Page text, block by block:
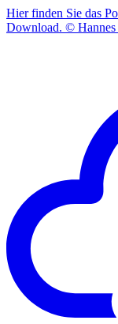
Hier finden Sie das
Download. © Hannes